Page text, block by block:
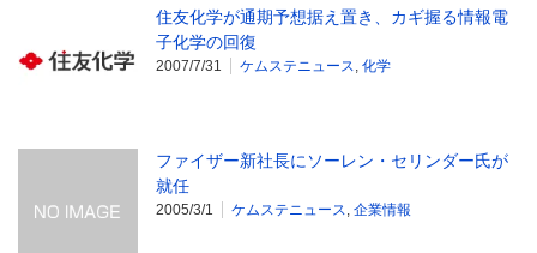
住友化学が通期予想据え置き、カギ握る情報電
子化学の回復
2007/7/31 ケムステニュース, 化学
ファイザー新社長にソーレン・セリンダー氏が
就任
2005/3/1 ケムステニュース, 企業情報